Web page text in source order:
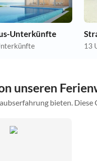
Unterkünfte
13
unseren
bieten. Diese